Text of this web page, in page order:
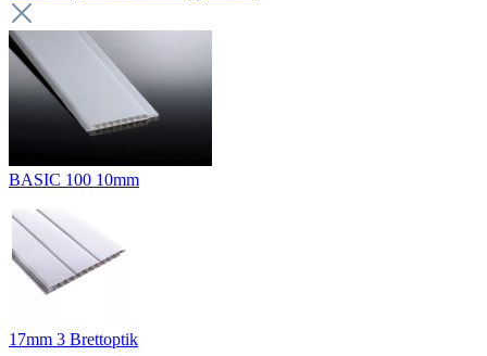
BASIC 100 10mm
17mm 3 Brettoptik